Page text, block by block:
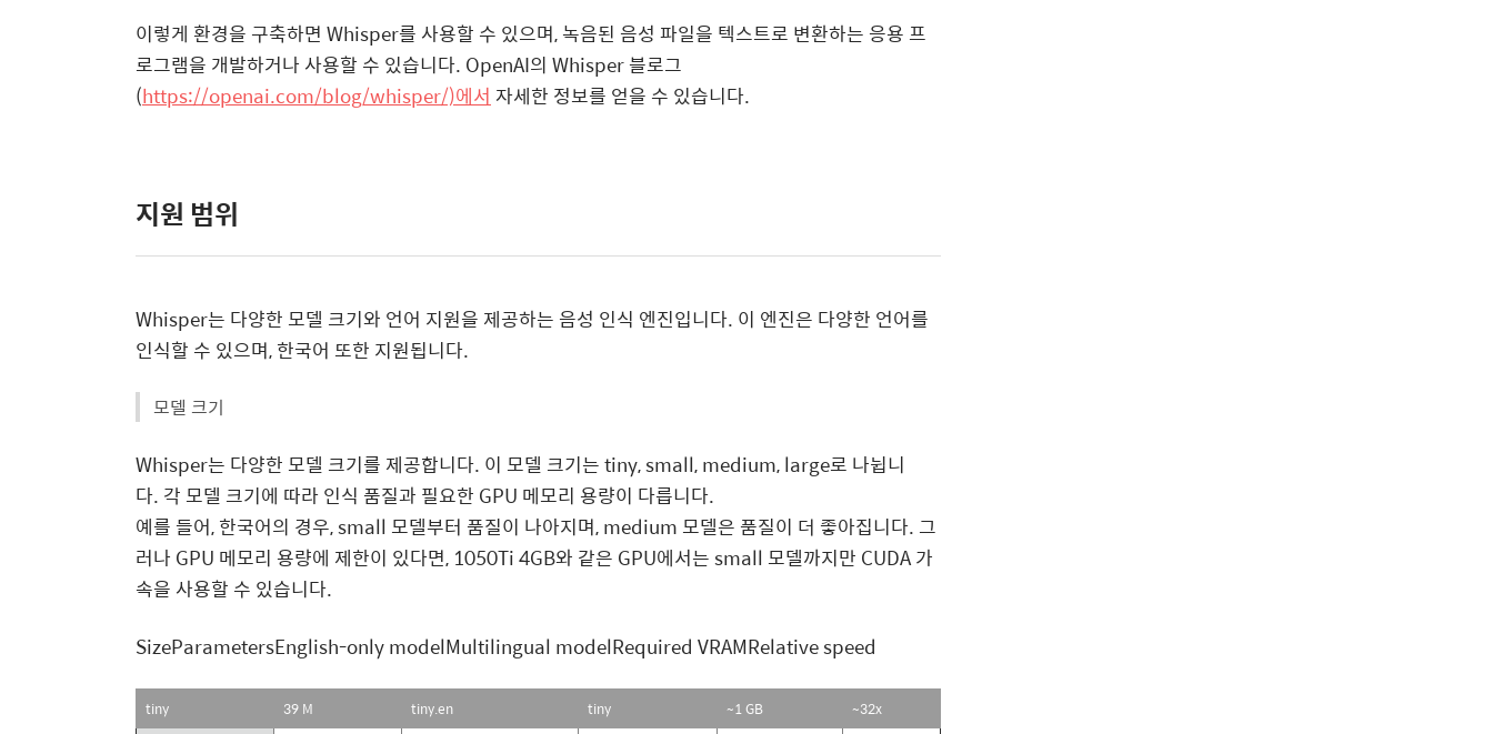
이렇게 환경을 구축하면 Whisper를 사용할 수 있으며, 녹음된 음성 파일을 텍스트로 변환하는 응용 프
로그램을 개발하거나 사용할 수 있습니다. OpenAI의 Whisper 블로그
(https://openai.com/blog/whisper/)에서 자세한 정보를 얻을 수 있습니다.
지원 범위
Whisper는 다양한 모델 크기와 언어 지원을 제공하는 음성 인식 엔진입니다. 이 엔진은 다양한 언어를
인식할 수 있으며, 한국어 또한 지원됩니다.
모델 크기
Whisper는 다양한 모델 크기를 제공합니다. 이 모델 크기는 tiny, small, medium, large로 나뉩니
다. 각 모델 크기에 따라 인식 품질과 필요한 GPU 메모리 용량이 다릅니다.
예를 들어, 한국어의 경우, small 모델부터 품질이 나아지며, medium 모델은 품질이 더 좋아집니다. 그
러나 GPU 메모리 용량에 제한이 있다면, 1050Ti 4GB와 같은 GPU에서는 small 모델까지만 CUDA 가
속을 사용할 수 있습니다.
SizeParametersEnglish-only modelMultilingual modelRequired VRAMRelative speed
tiny 39 M tiny.en tiny ~1 GB
~32x